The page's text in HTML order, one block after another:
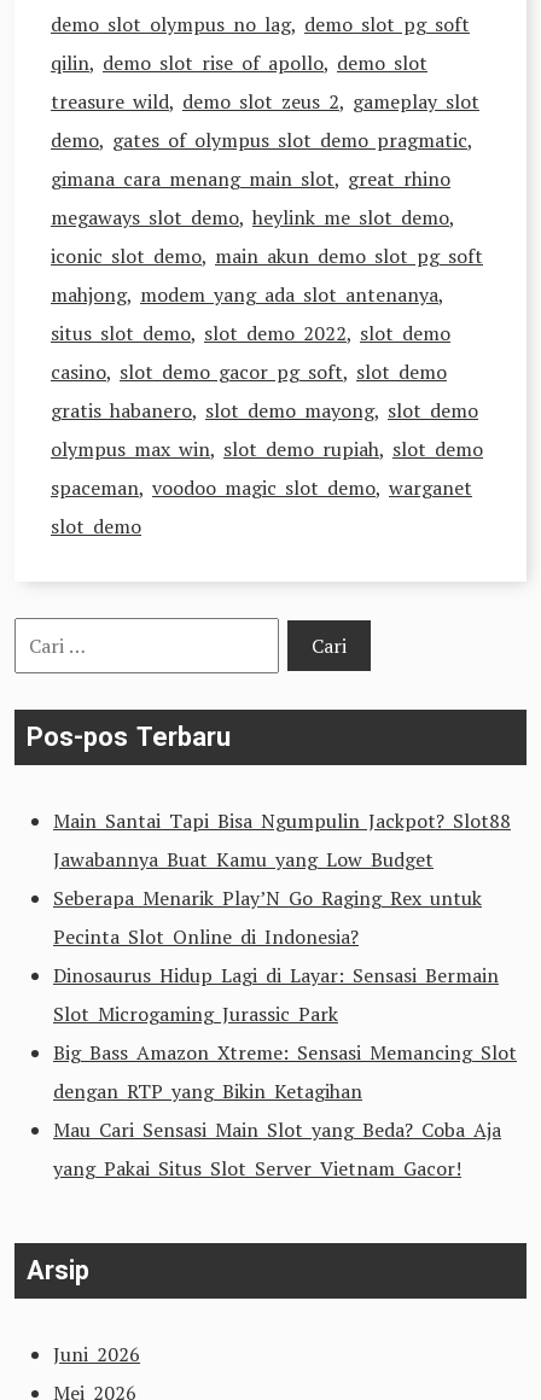
demo slot olympus no lag, demo slot pg soft
qilin, demo slot rise of apollo, demo slot
treasure wild, demo slot zeus 2, gameplay slot
demo, gates of olympus slot demo pragmatic,
gimana cara menang main slot, great rhino
megaways slot demo, heylink me slot demo,
iconic slot demo, main akun demo slot pg soft
mahjong, modem yang ada slot antenanya,
situs slot demo, slot demo 2022, slot demo
casino, slot demo gacor pg soft, slot demo
gratis habanero, slot demo mayong, slot demo
olympus max win, slot demo rupiah, slot demo
spaceman, voodoo magic slot demo, warganet
slot demo
Cari
untuk:
Pos-pos Terbaru
Main Santai Tapi Bisa Ngumpulin Jackpot? Slot88
Jawabannya Buat Kamu yang Low Budget
Seberapa Menarik Play’N Go Raging Rex untuk
Pecinta Slot Online di Indonesia?
Dinosaurus Hidup Lagi di Layar: Sensasi Bermain
Slot Microgaming Jurassic Park
Big Bass Amazon Xtreme: Sensasi Memancing Slot
dengan RTP yang Bikin Ketagihan
Mau Cari Sensasi Main Slot yang Beda? Coba Aja
yang Pakai Situs Slot Server Vietnam Gacor!
Arsip
Juni 2026
Mei 2026